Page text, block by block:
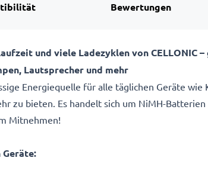
Bewertungen
und viele Ladezyklen von CELLONIC
Lautsprecher und mehr
Energiequelle für alle täglichen Geräte wie
zu bieten. Es handelt sich um NiMH-
Mitnehmen!